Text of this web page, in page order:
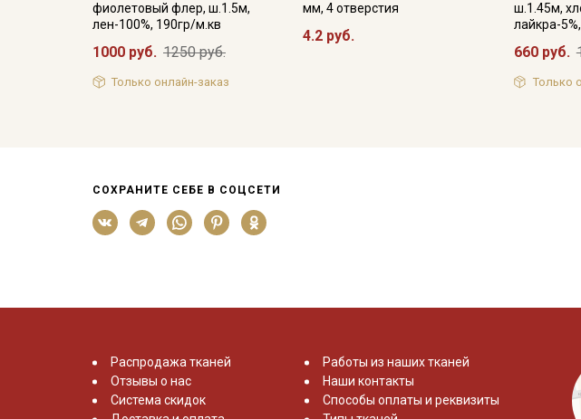
фиолетовый флер, ш.1.5м,
лен-100%, 190гр/м.кв
1000 руб. 1250 руб.
Только онлайн-заказ
мм, 4 отверстия
4.2 руб.
ш.1.45м,
лайкра-
660 руб.
Только
СОХРАНИТЕ СЕБЕ В СОЦСЕТИ
Распродажа тканей
Отзывы о нас
Система скидок
Работы из наших тканей
Наши контакты
Способы оплаты и реквизиты